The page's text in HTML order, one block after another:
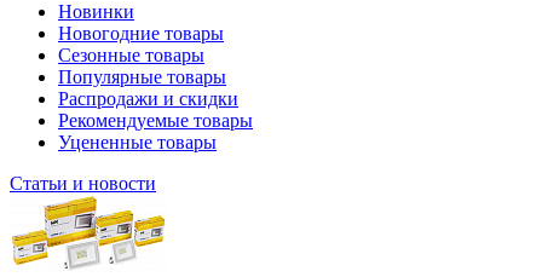
Новинки
Новогодние товары
Сезонные товары
Популярные товары
Распродажи и скидки
Рекомендуемые товары
Уцененные товары
Статьи и новости